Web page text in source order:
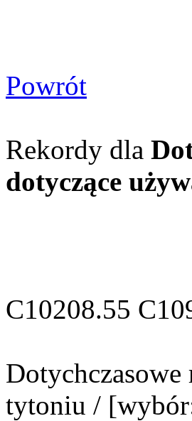
Powrót
Rekordy dla
dotyczące
C10208.55
tytoniu /